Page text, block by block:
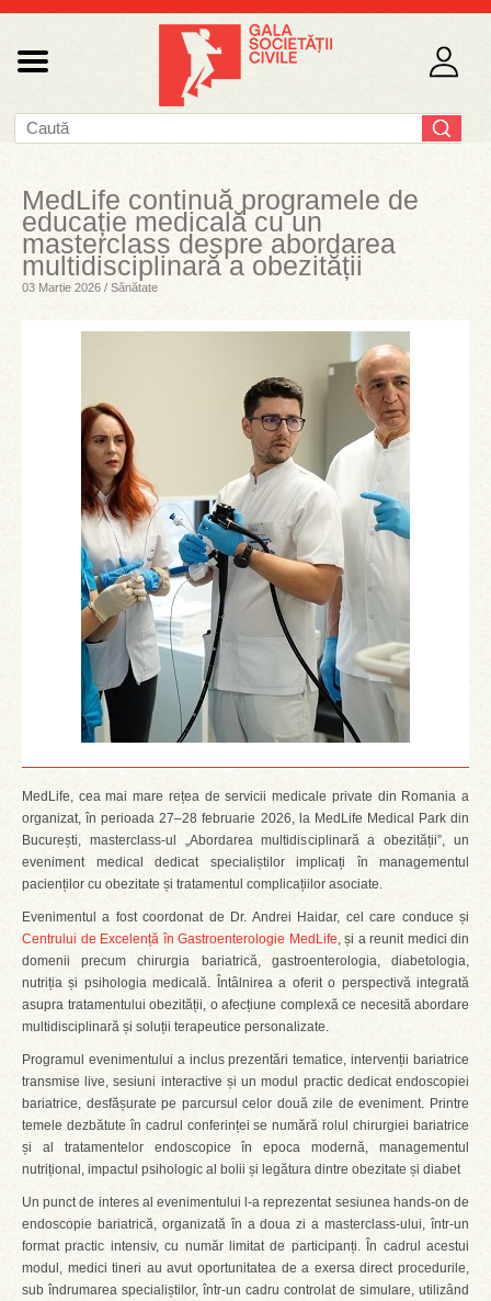
MedLife continuă programele de
educație medicală cu un
masterclass despre abordarea
multidisciplinară a obezității
03 Martie 2026 / Sănătate
MedLife, cea mai mare rețea de servicii medicale private din Romania a
organizat, în perioada 27–28 februarie 2026, la MedLife Medical Park din
București, masterclass-ul „Abordarea multidisciplinară a obezității”, un
eveniment medical dedicat specialiștilor implicați în managementul
pacienților cu obezitate și tratamentul complicațiilor asociate.
Evenimentul a fost coordonat de Dr. Andrei Haidar, cel care conduce și
Centrului de Excelență în Gastroenterologie MedLife, și a reunit medici din
domenii precum chirurgia bariatrică, gastroenterologia, diabetologia,
nutriția și psihologia medicală. Întâlnirea a oferit o perspectivă integrată
asupra tratamentului obezității, o afecțiune complexă ce necesită abordare
multidisciplinară și soluții terapeutice personalizate.
Programul evenimentului a inclus prezentări tematice, intervenții bariatrice
transmise live, sesiuni interactive și un modul practic dedicat endoscopiei
bariatrice, desfășurate pe parcursul celor două zile de eveniment. Printre
temele dezbătute în cadrul conferinței se numără rolul chirurgiei bariatrice
și al tratamentelor endoscopice în epoca modernă, managementul
nutrițional, impactul psihologic al bolii și legătura dintre obezitate și diabet
Un punct de interes al evenimentului l-a reprezentat sesiunea hands-on de
endoscopie bariatrică, organizată în a doua zi a masterclass-ului, într-un
format practic intensiv, cu număr limitat de participanți. În cadrul acestui
modul, medici tineri au avut oportunitatea de a exersa direct procedurile,
sub îndrumarea specialiștilor, într-un cadru controlat de simulare, utilizând